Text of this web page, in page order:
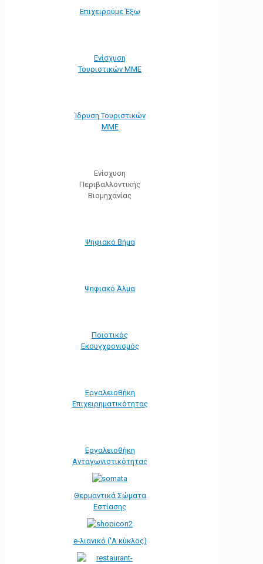
Επιχειρούμε Έξω
Ενίσχυση
Τουριστικών ΜΜΕ
Ίδρυση Τουριστικών
ΜΜΕ
Ενίσχυση
Περιβαλλοντικής
Βιομηχανίας
Ψηφιακό Βήμα
Ψηφιακό Άλμα
Ποιοτικός
Εκσυγχρονισμός
Εργαλειοθήκη
Eπιχειρηματικότητας
Εργαλειοθήκη
Ανταγωνιστικότητας
Θερμαντικά Σώματα
Εστίασης
e-λιανικό ('Α κύκλος)